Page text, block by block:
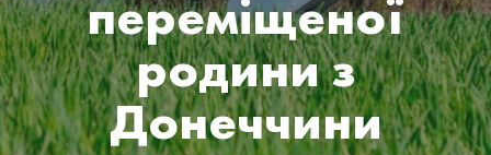
переміщеної
родини з
Донеччини